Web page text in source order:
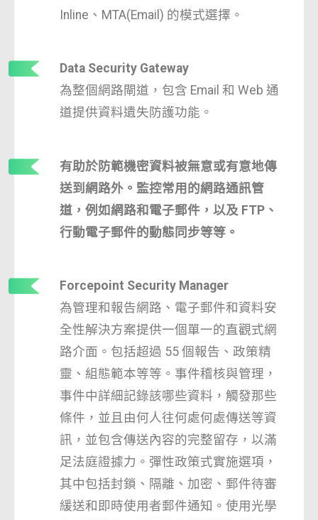
Inline、MTA(Email) 的模式選擇。
Data Security Gateway
為整個網路閘道，包含 Email 和 Web 通
道提供資料遺失防護功能。
有助於防範機密資料被無意或有意地傳
送到網路外。監控常用的網路通訊管
道，例如網路和電子郵件，以及 FTP、
行動電子郵件的動態同步等等。
Forcepoint Security Manager
為管理和報告網路、電子郵件和資料安
全性解決方案提供一個單一的直觀式網
路介面。包括超過 55 個報告、政策精
靈、組態範本等等。事件稽核與管理，
事件中詳細記錄該哪些資料，觸發那些
條件，並且由何人往何處何處傳送等資
訊，並包含傳送內容的完整留存，以滿
足法庭證據力。彈性政策式實施選項，
其中包括封鎖、隔離、加密、郵件待審
緩送和即時使用者郵件通知。使用光學